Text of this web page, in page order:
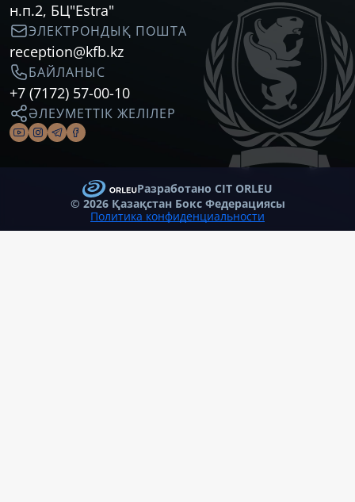
н.п.2, БЦ"Estra"
ЭЛЕКТРОНДЫҚ ПОШТА
reception@kfb.kz
БАЙЛАНЫС
+7 (7172) 57-00-10
ӘЛЕУМЕТТІК ЖЕЛІЛЕР
Разработано CIT ORLEU
© 2026 Қазақстан Бокс Федерациясы
Политика конфиденциальности